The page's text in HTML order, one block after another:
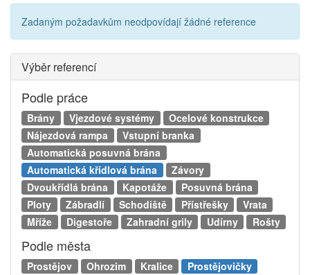
Zadaným požadavkům neodpovídají žádné reference
Výběr referencí
Podle práce
Brány Vjezdové systémy
Ocelové konstrukce
Nájezdová rampa
Vstupní branka
Automatická posuvná brána
Automatická křídlová brána
Závory
Dvoukřídlá brána
Kapotáže
Posuvná brána
Ploty
Zábradlí Schodiště Přístřešky
Vrata
Mříže
Digestoře Zahradní grily Udírny Rošty
Podle města
Prostějov Ohrozim Kralice
Prostějovičky